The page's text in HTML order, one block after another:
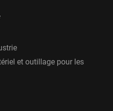
et outillage pour les